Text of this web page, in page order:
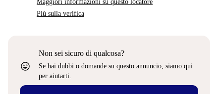
Maggiori informazioni su questo locatore
Più sulla verifica
sentiment_very_satisfied
Non sei sicuro di qualcosa?
Se hai dubbi o domande su questo annuncio, siamo qui
per aiutarti.